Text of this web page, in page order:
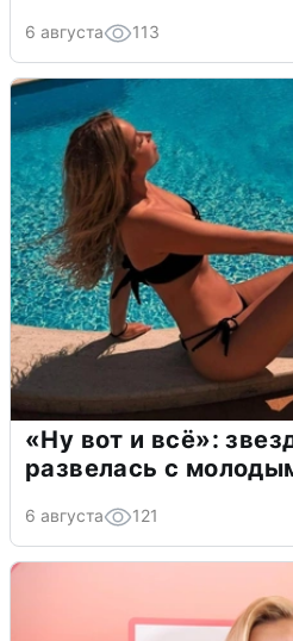
6 августа 113
«Ну вот и всё»:
развелась с
6 августа 121